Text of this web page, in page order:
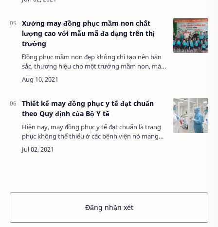
phục trong trung tâm thương mại? Bạn đang
Xưởng may đồng phục mầm non chất
lượng cao với mẫu mã đa dạng trên thị
trường
Đồng phục mầm non đẹp không chỉ tạo nên bản
sắc, thương hiệu cho một trường mầm non, mà
hơn thế nữa nó còn mang tính giáo dục rất cao,
tạo ra thói quen nề nếp sinh hoạt cho các…
Thiết kế may đồng phục y tế đạt chuẩn
theo Quy định của Bộ Y tế
Hiện nay, may đồng phục y tế đạt chuẩn là trang
phục không thể thiếu ở các bệnh viện nó mang
đến phong cách chuyên nghiệp cho các bác sĩ, y
tá tạo nên sự tin tưởng cho bệ…
Đăng nhận xét